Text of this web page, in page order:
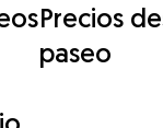
Precios
paseo